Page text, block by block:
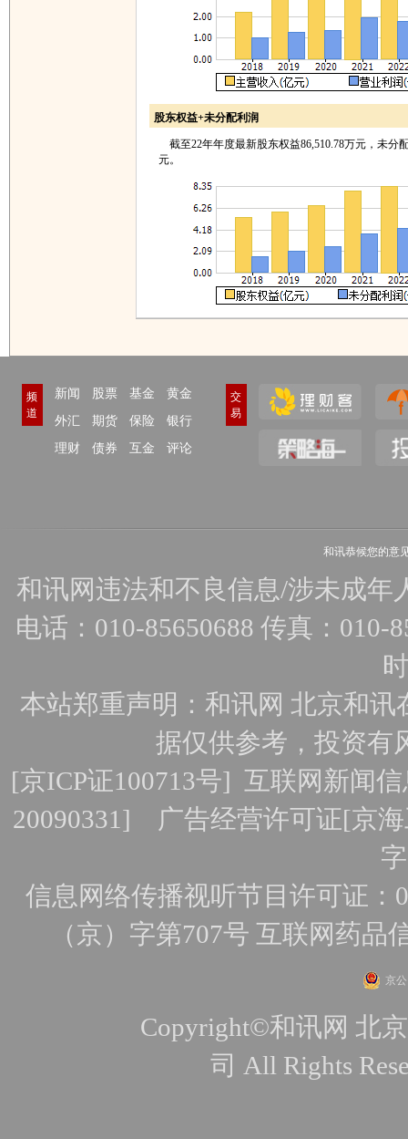
股东权益+未分配利润
截至22年年度最新股东权益86,510.78万元，未分
元。
频
道
新闻 股票 基金
黄金
外汇
期货 保险
银行
理财
债券 互金 评论
交
易
和讯恭候您的意
和讯网违法和不良信息/涉未成年
电话：010-85650688 传真：010-
本站郑重声明：和讯网 北京和
据仅供参考，投资有
[京ICP证100713号]互联网新闻
20090331] 广告经营许可证[京
信息网络传播视听节目许可证：
（京）字第707号 互联网药品
京
Copyright©和讯网 北
司 All Rights